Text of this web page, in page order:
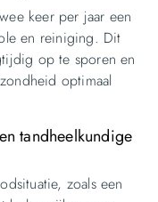
keer per jaar een
en reiniging. Dit
op te sporen en
optimaal
tandheelkundige
zoals een